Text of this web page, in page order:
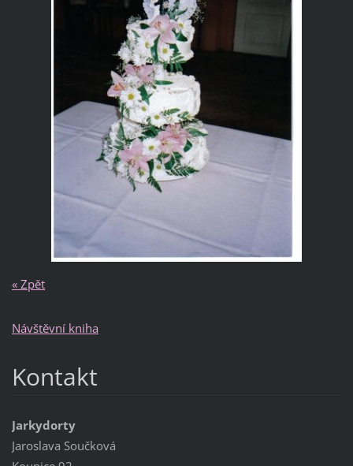
« Zpět
Návštěvní kniha
Kontakt
Jarkydorty
Jaroslava Součková